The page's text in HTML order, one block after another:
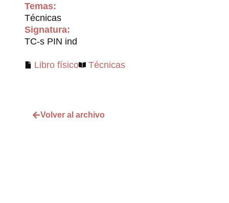
Temas:
Técnicas
Signatura:
TC-s PIN ind
Libro físico Técnicas
Volver al archivo